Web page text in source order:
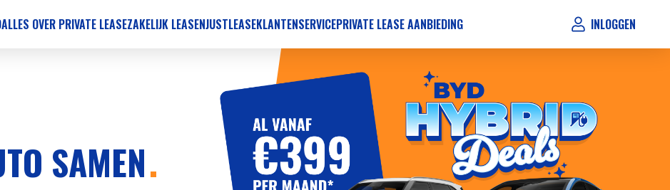
ALLES OVER PRIVATE LEASEZAKELIJK LEASENJUSTLEASEKLANTENSERVICEPRIVATE LEASE AANBIEDING INLOGGEN
SAMEN